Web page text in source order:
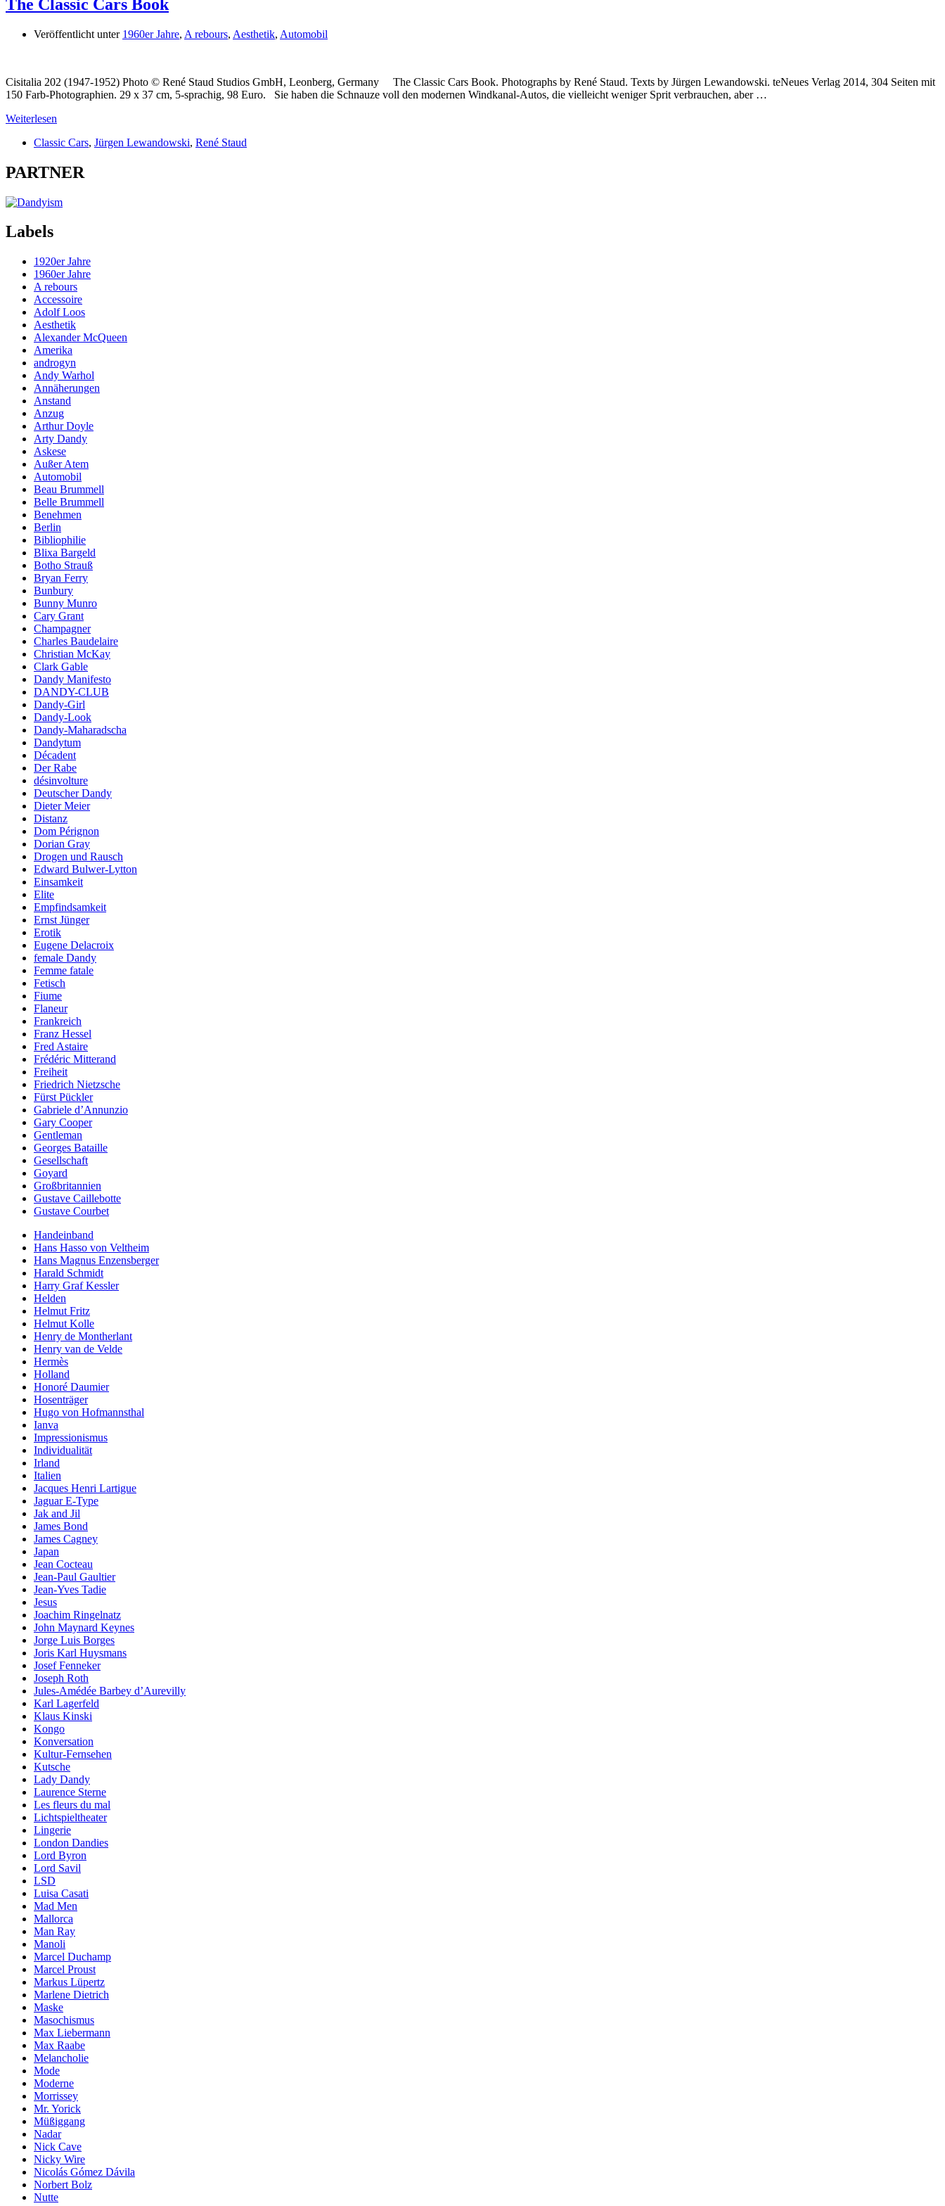
The Classic Cars Book
Veröffentlicht unter 1960er Jahre, A rebours, Aesthetik, Automobil
Cisitalia 202 (1947-1952) Photo © René Staud Studios GmbH, Leonberg, Germany The Classic Cars Book. Photographs by René Staud. Texts by Jürgen Lewandowski. teNeues Verlag 2014, 304 Seiten mit
150 Farb-Photographien. 29 x 37 cm, 5-sprachig, 98 Euro. Sie haben die Schnauze voll den modernen Windkanal-Autos, die vielleicht weniger Sprit verbrauchen, aber …
Weiterlesen
Classic Cars, Jürgen Lewandowski, René Staud
PARTNER
Labels
1920er Jahre
1960er Jahre
A rebours
Accessoire
Adolf Loos
Aesthetik
Alexander McQueen
Amerika
androgyn
Andy Warhol
Annäherungen
Anstand
Anzug
Arthur Doyle
Arty Dandy
Askese
Außer Atem
Automobil
Beau Brummell
Belle Brummell
Benehmen
Berlin
Bibliophilie
Blixa Bargeld
Botho Strauß
Bryan Ferry
Bunbury
Bunny Munro
Cary Grant
Champagner
Charles Baudelaire
Christian McKay
Clark Gable
Dandy Manifesto
DANDY-CLUB
Dandy-Girl
Dandy-Look
Dandy-Maharadscha
Dandytum
Décadent
Der Rabe
désinvolture
Deutscher Dandy
Dieter Meier
Distanz
Dom Pérignon
Dorian Gray
Drogen und Rausch
Edward Bulwer-Lytton
Einsamkeit
Elite
Empfindsamkeit
Ernst Jünger
Erotik
Eugene Delacroix
female Dandy
Femme fatale
Fetisch
Fiume
Flaneur
Frankreich
Franz Hessel
Fred Astaire
Frédéric Mitterand
Freiheit
Friedrich Nietzsche
Fürst Pückler
Gabriele d’Annunzio
Gary Cooper
Gentleman
Georges Bataille
Gesellschaft
Goyard
Großbritannien
Gustave Caillebotte
Gustave Courbet
Handeinband
Hans Hasso von Veltheim
Hans Magnus Enzensberger
Harald Schmidt
Harry Graf Kessler
Helden
Helmut Fritz
Helmut Kolle
Henry de Montherlant
Henry van de Velde
Hermès
Holland
Honoré Daumier
Hosenträger
Hugo von Hofmannsthal
Ianva
Impressionismus
Individualität
Irland
Italien
Jacques Henri Lartigue
Jaguar E-Type
Jak and Jil
James Bond
James Cagney
Japan
Jean Cocteau
Jean-Paul Gaultier
Jean-Yves Tadie
Jesus
Joachim Ringelnatz
John Maynard Keynes
Jorge Luis Borges
Joris Karl Huysmans
Josef Fenneker
Joseph Roth
Jules-Amédée Barbey d’Aurevilly
Karl Lagerfeld
Klaus Kinski
Kongo
Konversation
Kultur-Fernsehen
Kutsche
Lady Dandy
Laurence Sterne
Les fleurs du mal
Lichtspieltheater
Lingerie
London Dandies
Lord Byron
Lord Savil
LSD
Luisa Casati
Mad Men
Mallorca
Man Ray
Manoli
Marcel Duchamp
Marcel Proust
Markus Lüpertz
Marlene Dietrich
Maske
Masochismus
Max Liebermann
Max Raabe
Melancholie
Mode
Moderne
Morrissey
Mr. Yorick
Müßiggang
Nadar
Nick Cave
Nicky Wire
Nicolás Gómez Dávila
Norbert Bolz
Nutte